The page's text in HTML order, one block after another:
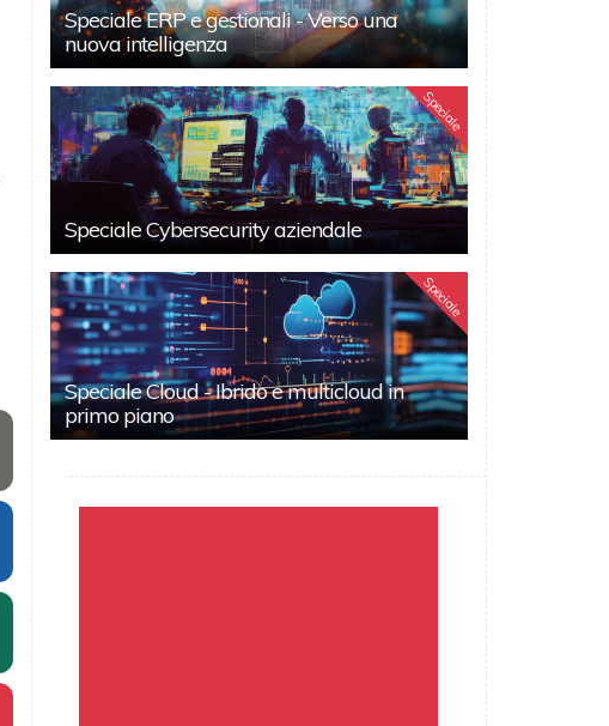
Speciale ERP e gestionali - Verso una
nuova intelligenza
Speciale
Speciale Cybersecurity aziendale
Speciale
Speciale Cloud - Ibrido e multicloud in
primo piano